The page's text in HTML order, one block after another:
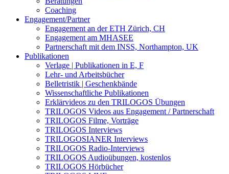
Coaching
Engagement/Partner
Engagement an der ETH Zürich, CH
Engagement am MHASEE
Partnerschaft mit dem INSS, Northampton, UK
Publikationen
Verlage | Publikationen in E, F
Lehr- und Arbeitsbücher
Belletristik | Geschenkbände
Wissenschaftliche Publikationen
Erklärvideos zu den TRILOGOS Übungen
TRILOGOS Videos aus Engagement / Partnerschaft
TRILOGOS Filme, Vorträge
TRILOGOS Interviews
TRILOGOSIANER Interviews
TRILOGOS Radio-Interviews
TRILOGOS Audioübungen, kostenlos
TRILOGOS Hörbücher